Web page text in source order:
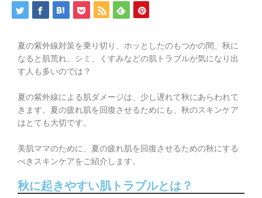
夏の紫外線対策を乗り切り、ホッとしたのもつかの間、秋に
なると肌荒れ、シミ、くすみなどの肌トラブルが気になり出
す人も多いのでは？
夏の紫外線による肌ダメージは、少し遅れて秋にあらわれて
きます。夏の疲れ肌を回復させるためにも、秋のスキンケア
はとても大切です。
美肌ママのために、夏の疲れ肌を回復させるための秋にする
べきスキンケアをご紹介します。
秋に起きやすい肌トラブルとは？